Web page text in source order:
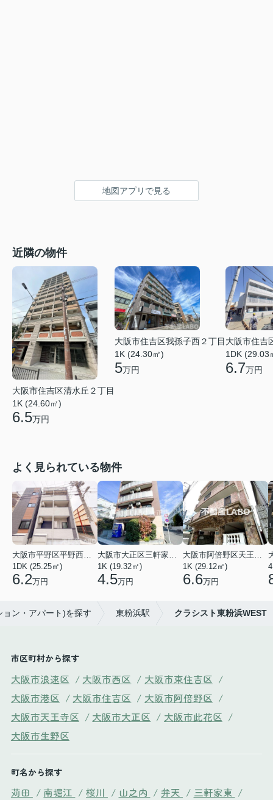
地図アプリで見る
近隣の物件
大阪市住吉区清水丘２丁目
1K (24.60㎡)
6.5万円
大阪市住吉区我孫子西２丁目
1K (24.30㎡)
5万円
大阪市住吉
1DK (29.03
6.7万円
よく見られている物件
大阪市平野区平野西３丁目
1DK (25.25㎡)
6.2万円
大阪市大正区三軒家東４丁目
1K (19.32㎡)
4.5万円
大阪市阿倍野区天王寺町南２丁目
1K (29.12㎡)
6.6万円
ン・アパート)を探す 東粉浜駅 クラシスト東粉浜WEST
市区町村から探す
大阪市浪速区 / 大阪市西区 / 大阪市東住吉区 /
大阪市港区 / 大阪市住吉区 / 大阪市阿倍野区 /
大阪市天王寺区 / 大阪市大正区 / 大阪市此花区 /
大阪市生野区
町名から探す
苅田 / 南堀江 / 桜川 / 山之内 / 弁天 / 三軒家東 /